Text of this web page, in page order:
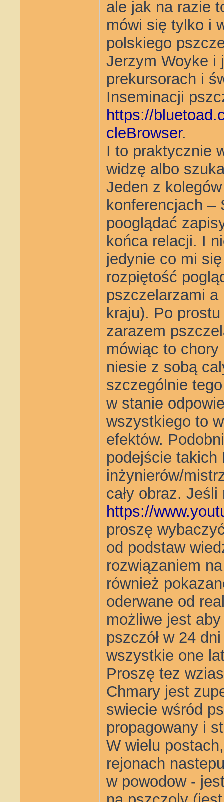
ale jak na razie
mówi się tylko i
polskiego
Jerzym Woyke i
prekursorach i
Inseminacji
https://
cleBrowser.
I to praktycznie
widzę albo
Jeden z
konferencjach
pooglądać
końca relacji. I
jedynie co mi
rozpiętość
pszczelarzami
kraju). Po
zarazem
mówiąc to
niesie z sobą
szczególnie
w stanie
wszystkiego to
efektów.
podejście
inżynierów/
cały obraz.
https://
proszę
od podstaw
rozwiązaniem
również
oderwane od
możliwe jest
pszczół w 24
wszystkie one
Proszę tez
Chmary jest
swiecie wśród
propagowany i
W wielu
rejonach
w powodow -